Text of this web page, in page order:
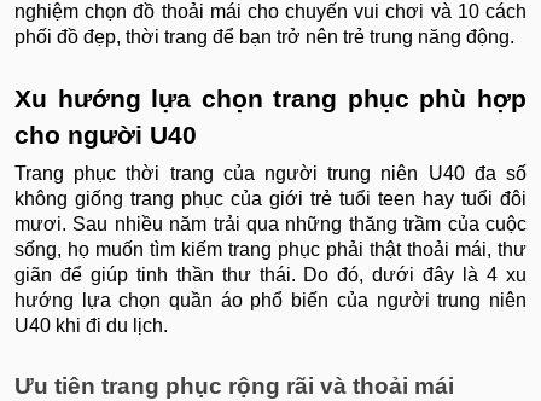
nghiệm chọn đồ thoải mái cho chuyến vui chơi và 10 cách
phối đồ đẹp, thời trang để bạn trở nên trẻ trung năng động.
Xu hướng lựa chọn trang phục phù hợp
cho người U40
Trang phục thời trang của người trung niên U40 đa số
không giống trang phục của giới trẻ tuổi teen hay tuổi đôi
mươi. Sau nhiều năm trải qua những thăng trầm của cuộc
sống, họ muốn tìm kiếm trang phục phải thật thoải mái, thư
giãn để giúp tinh thần thư thái. Do đó, dưới đây là 4 xu
hướng lựa chọn quần áo phổ biến của người trung niên
U40 khi đi du lịch.
Ưu tiên trang phục rộng rãi và thoải mái